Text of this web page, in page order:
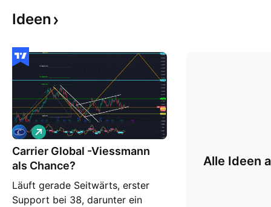
Ideen
Carrier Global -Viessmann
als Chance?
Läuft gerade Seitwärts, erster
Support bei 38, darunter ein
L
o
n
g
Alle Ideen